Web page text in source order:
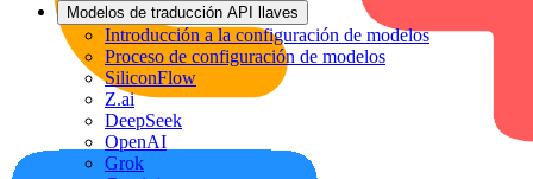
Modelos de traducción API llaves
Introducción a la configuración de modelos
Proceso de configuración de modelos
SiliconFlow
Z.ai
DeepSeek
OpenAI
Grok